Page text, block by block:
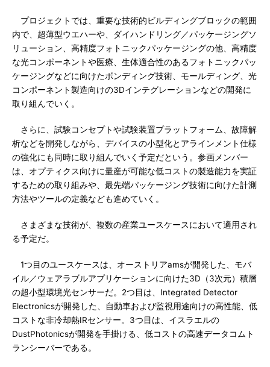
プロジェクトでは、重要な技術的ビルディングブロックの範囲
内で、超薄型ウエハーや、ダイハンドリング／パッケージングソ
リューション、高精度フォトニックパッケージングの他、高精度
な光コンポーネントや医療、生体適合性のあるフォトニックパッ
ケージングなどに向けたボンディング技術、モールディング、光
コンポーネント製造向けの3Dインテグレーションなどの開発に
取り組んでいく。
さらに、試験コンセプトや試験装置プラットフォーム、故障解
析などを開発しながら、デバイスの小型化とアラインメント仕様
の強化にも同時に取り組んでいく予定だという。参画メンバー
は、オプティクス向けに量産が可能な低コストの製造能力を実証
するための取り組みや、最先端パッケージング技術に向けた計測
方法やツールの定義なども進めていく。
さまざまな技術が、複数の産業ユースケースにおいて適用され
る予定だ。
1つ目のユースケースは、オーストリアamsが開発した、モバ
イル／ウェアラブルアプリケーションに向けた3D（3次元）積層
の超小型環境光センサーだ。2つ目は、Integrated Detector
Electronicsが開発した、自動車および監視用途向けの高性能、低
コストな非冷却熱IRセンサー。3つ目は、イスラエルの
DustPhotonicsが開発を手掛ける、低コストの高速データコムト
ランシーバーである。